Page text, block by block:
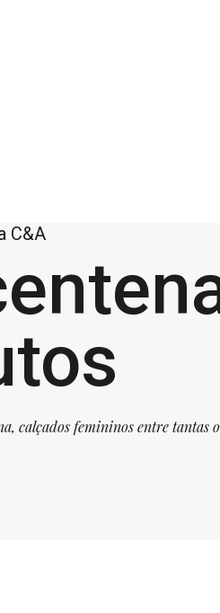
C&A
calçados femininos entre tantas